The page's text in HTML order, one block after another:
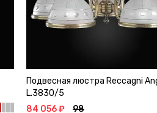
Подвесная люстра Reccagni
L.3830/5
84 056 ₽
98